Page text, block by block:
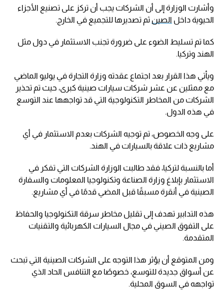
وأشارت الوزارة إلى أن الشركات يجب أن تركز على تصنيع الأجزاء
الحيوية داخل الصين ثم تصديرها للتجميع في الخارج.
كما تم تسليط الضوء على ضرورة تجنب الاستثمار في دول مثل
الهند وتركيا.
ويأتي هذا القرار بعد اجتماع عقدته وزارة التجارة في يوليو الماضي
مع ممثلين عن عشر شركات سيارات صينية كبرى، حيث تم تحذير
الشركات من المخاطر التكنولوجية التي قد تواجهها عند التوسع
في هذه الدول.
على وجه الخصوص، تم توجيه الشركات بعدم الاستثمار في أي
مشاريع ذات علاقة بالسيارات في الهند.
أما بالنسبة لتركيا، فقد طالبت الوزارة الشركات التي تفكر في
الاستثمار بإبلاغ وزارة الصناعة وتكنولوجيا المعلومات والسفارة
الصينية في أنقرة مسبقًا قبل المضي قدمًا في أي مشاريع.
هذه التدابير تهدف إلى تقليل مخاطر سرقة التكنولوجيا والحفاظ
على التفوق الصيني في مجال السيارات الكهربائية والتقنيات
المتقدمة.
ومن المتوقع أن يؤثر هذا التوجه على الشركات الصينية التي تبحث
عن أسواق جديدة للتوسع، خصوصًا مع التنافس الحاد الذي
تواجهه في السوق المحلية.